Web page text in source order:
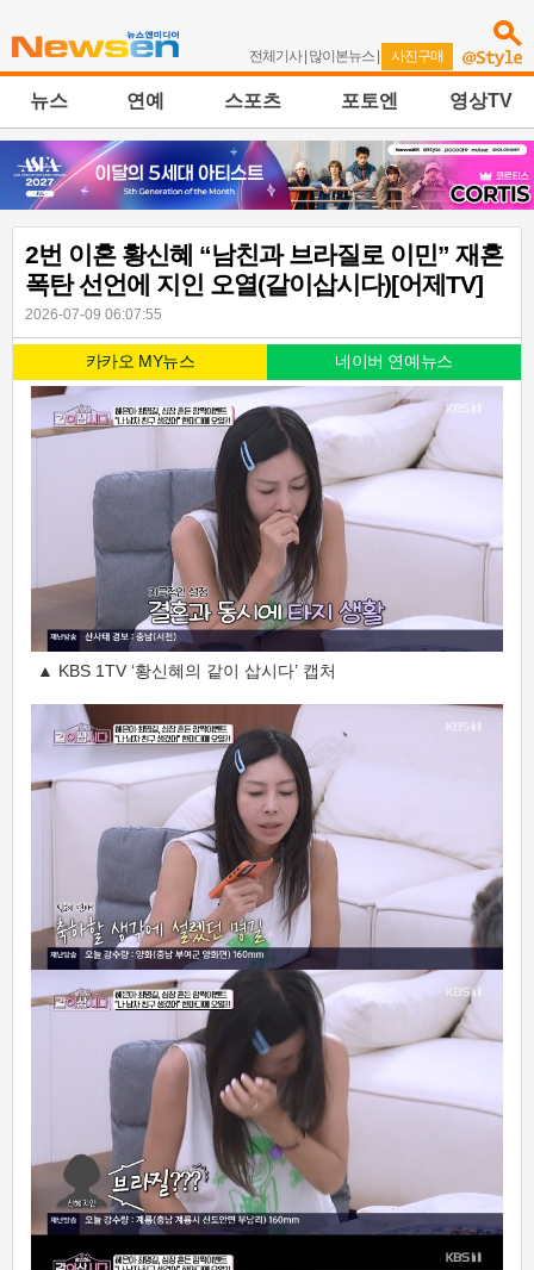
전체기사| 많이본뉴스 | 사진구매
뉴스 연예 스포츠 포토엔 영상TV
2번 이혼 황신혜 “남친과 브라질로 이민” 재혼
폭탄 선언에 지인 오열(같이삽시다)[어제TV]
2026-07-09 06:07:55
카카오 MY뉴스 네이버 연예뉴스
▲ KBS 1TV ‘황신혜의 같이 삽시다’ 캡처